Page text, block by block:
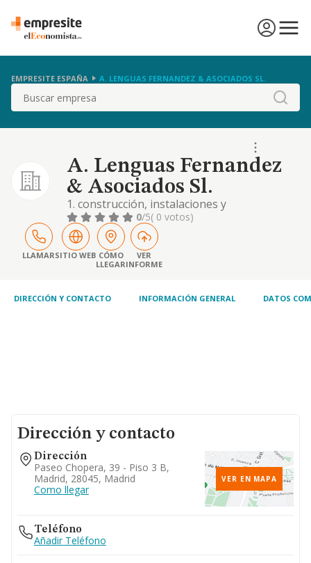
EMPRESITE ESPAÑA A. LENGUAS FERNANDEZ & ASOCIADOS SL.
Buscar
A. Lenguas Fernandez
& Asociados Sl.
1. construcción, instalaciones y
mantenimiento. 2. distribución comercial.
importación y exportación. 3. actividades
inmobiliarias. 4. industrias manufactureras y
textiles. 5. turismo, hostelería y restauración.
6. actividades de gestión y administración.
0/5( 0 votos)
LLAMARSITIO WEB CÓMO
LLEGAR
VER
INFORME
DIRECCIÓN Y CONTACTO INFORMACIÓN GENERAL DATOS
Dirección y contacto
Dirección
Paseo Chopera, 39 - Piso 3 B,
Madrid, 28045, Madrid
Como llegar
VER EN MAPA
Teléfono
Añadir Teléfono